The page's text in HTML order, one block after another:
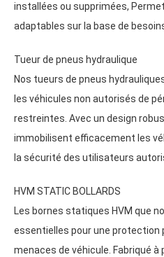
installées ou supprimées,
adaptables sur la base de
Tueur de pneus hydraulique
Nos tueurs de pneus
les véhicules non autorisés de
restreintes. Avec un design
immobilisent efficacement les
la sécurité des utilisateurs
HVM STATIC BOLLARDS
Les bornes statiques HVM que
essentielles pour une protection
menaces de véhicule. Fabriqué